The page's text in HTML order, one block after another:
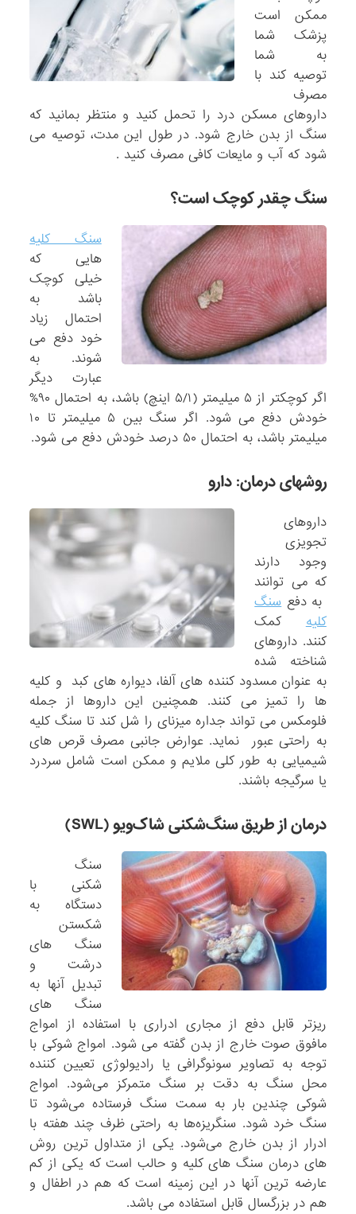
ممکن است
پزشک شما
به شما
توصیه کند با
مصرف
داروهای مسکن درد را تحمل کنید و منتظر بمانید که
سنگ از بدن خارج شود. در طول این مدت، توصیه می
شود که آب و مایعات کافی مصرف کنید .
سنگ چقدر کوچک است؟
سنگ کلیه
هایی که
خیلی کوچک
باشد به
احتمال زیاد
خود دفع می
شوند. به
عبارت دیگر
اگر کوچکتر از ۵ میلیمتر (۵/۱ اینچ) باشد، به احتمال ۹۰%
خودش دفع می شود. اگر سنگ بین ۵ میلیمتر تا ۱۰
میلیمتر باشد، به احتمال ۵۰ درصد خودش دفع می شود.
روشهای درمان: دارو
داروهای
تجویزی
وجود دارند
که می توانند
به دفعسنگ
کلیهکمک
کنند. داروهای
شناخته شده
به عنوان مسدود کننده های آلفا، دیواره های کبد و کلیه
ها را تمیز می کنند. همچنین این داروها از جمله
فلومکس می تواند جداره میزنای را شل کند تا سنگ کلیه
به راحتی عبور نماید. عوارض جانبی مصرف قرص های
شیمیایی به طور کلی ملایم و ممکن است شامل سردرد
یا سرگیجه باشند.
درمان از طریق سنگ‌شکنی شاک‌ویو (SWL
)
سنگ
شکنی با
دستگاه به
شکستن
سنگ های
درشت و
تبدیل آنها به
سنگ های
ریزتر قابل دفع از مجاری ادراری با استفاده از امواج
مافوق صوت خارج از بدن گفته می شود. امواج شوکی با
توجه به تصاویر سونوگرافی یا رادیولوژی تعیین کننده
محل سنگ به دقت بر سنگ متمرکز می‌شود. امواج
شوکی چندین بار به سمت سنگ فرستاده می‌شود تا
سنگ خرد شود. سنگریزه‌ها به راحتی ظرف چند هفته با
ادرار از بدن خارج می‌شود. یکی از متداول ترین روش
های درمان سنگ های کلیه و حالب است که یکی از کم
عارضه ترین آنها در این زمینه است که هم در اطفال و
هم در بزرگسال قابل استفاده می باشد.